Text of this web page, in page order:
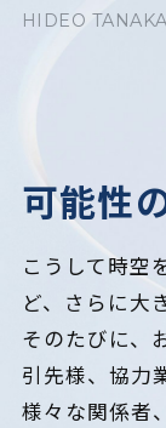
HIDEO TANAKA
可能性
こうして時空
ど、 さらに大
そのたびに、
引先様、協力
様々な関係者